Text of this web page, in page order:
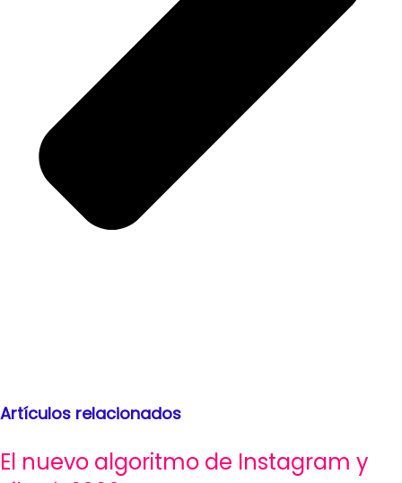
Artículos relacionados
El nuevo algoritmo de Instagram y